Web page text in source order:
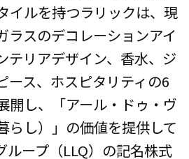
イルを持つラリックは、現
ラスのデコレーションアイ
テリアデザイン、香水、ジ
ース、ホスピタリティの6
開し、「アール・ドゥ・ヴ
らし）」の価値を提供して
ループ（LLQ）の記名株式